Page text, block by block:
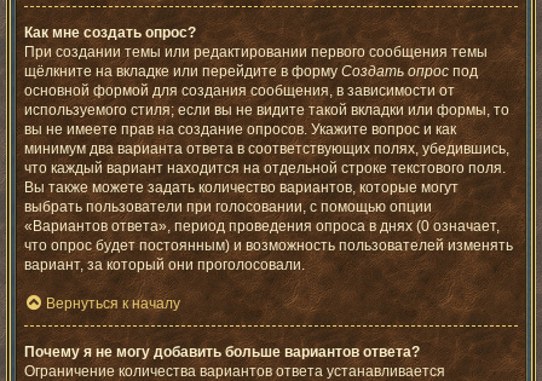
Как мне создать опрос?
При создании темы или редактировании первого сообщения темы
щёлкните на вкладке или перейдите в форму Создать опрос под
основной формой для создания сообщения, в зависимости от
используемого стиля; если вы не видите такой вкладки или формы, то
вы не имеете прав на создание опросов. Укажите вопрос и как
минимум два варианта ответа в соответствующих полях, убедившись,
что каждый вариант находится на отдельной строке текстового поля.
Вы также можете задать количество вариантов, которые могут
выбрать пользователи при голосовании, с помощью опции
«Вариантов ответа», период проведения опроса в днях (0 означает,
что опрос будет постоянным) и возможность пользователей изменять
вариант, за который они проголосовали.
Вернуться к началу
Почему я не могу добавить больше вариантов ответа?
Ограничение количества вариантов ответа устанавливается